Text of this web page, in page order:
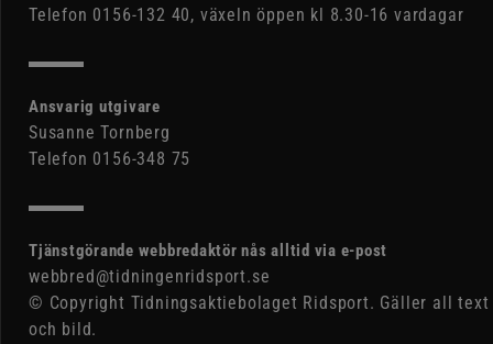
Telefon 0156-132 40, växeln öppen kl 8.30-16 vardagar
Ansvarig utgivare
Susanne Tornberg
Telefon 0156-348 75
Tjänstgörande webbredaktör nås alltid via e-post
webbred@tidningenridsport.se
© Copyright Tidningsaktiebolaget Ridsport. Gäller all text
och bild.